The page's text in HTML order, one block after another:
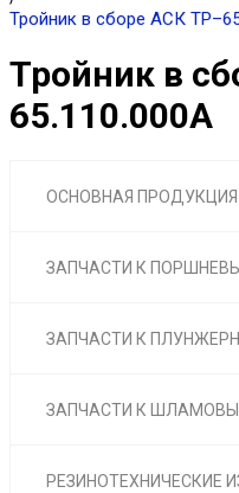
Тройник в сборе АСК
Тройник в
65.110.000А
ОСНОВНАЯ ПРОДУКЦИЯ
ЗАПЧАСТИ К
ЗАПЧАСТИ К
ЗАПЧАСТИ К
РЕЗИНОТЕХНИЧЕСКИЕ